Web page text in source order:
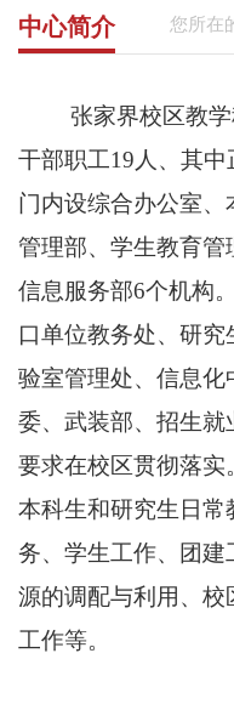
您所在
中心简介
张家界校区教
干部职工19人、其
门内设综合办公室
管理部、学生教育
信息服务部6个机构
口单位教务处、研
验室管理处、信息化
委、武装部、招生
要求在校区贯彻落实
本科生和研究生日常
务、学生工作、团
源的调配与利用、
工作等。